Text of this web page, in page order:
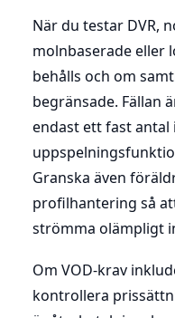
När du testar DVR,
molnbaserade eller
behålls och om
begränsade. Fällan
endast ett fast antal
Granska även
profilhantering så
strömma olämpligt
Om VOD-krav
kontrollera